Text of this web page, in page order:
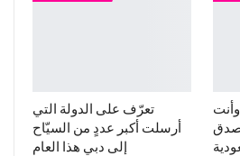
تعرّف على الدولة التي
أرسلت أكبر عددٍ من السيّاح
إلى دبي هذا العام